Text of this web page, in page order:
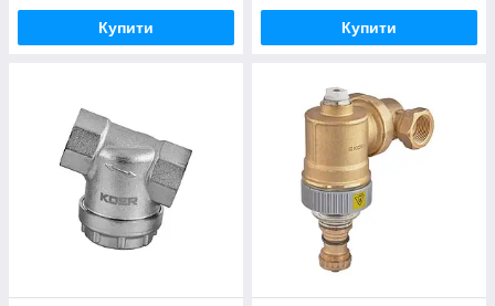
Купити Купити